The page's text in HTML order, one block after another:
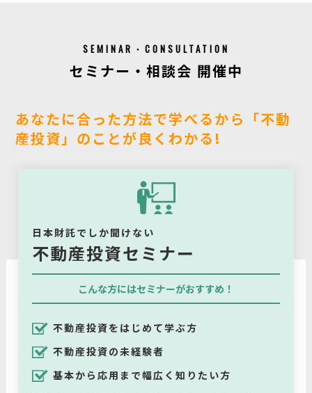
SEMINAR・CONSULTATION
セミナー・相談会 開催中
あなたに合った方法で学べるから「不動
産投資」のことが良くわかる!
日本財託でしか聞けない
不動産投資セミナー
こんな方にはセミナーがおすすめ！
不動産投資をはじめて学ぶ方
不動産投資の未経験者
基本から応用まで幅広く知りたい方